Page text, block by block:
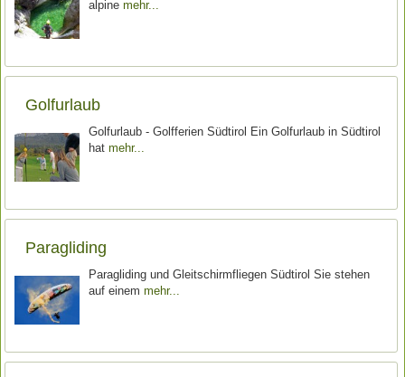
alpinemehr
Golfurlaub
Golfurlaub - Golfferien Südtirol Ein Golfurlaub in Südtirol
hatmehr
Paragliding
Paragliding und Gleitschirmfliegen Südtirol Sie stehen
auf einemmehr